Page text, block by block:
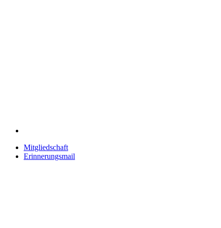
Mitgliedschaft
Erinnerungsmail